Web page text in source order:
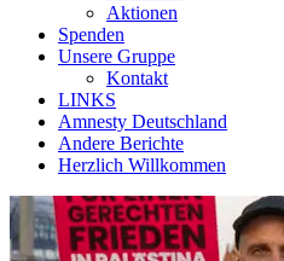
Aktionen
Spenden
Unsere Gruppe
Kontakt
LINKS
Amnesty Deutschland
Andere Berichte
Herzlich Willkommen